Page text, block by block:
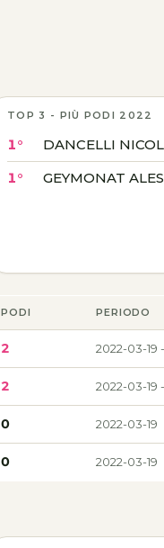
TOP 3 - PIÙ PODI 2022
1° DANCELLI
1° GEYMONAT
PODI PERIODO
2 2022-03-19
2 2022-03-19
0 2022-03-19
0 2022-03-19